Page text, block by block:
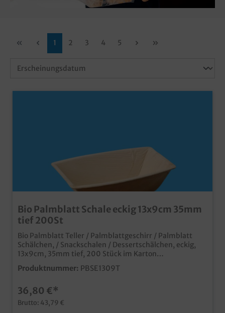
1 2 3 4 5
Bio Palmblatt Schale eckig 13x9cm 35mm
tief 200St
Bio Palmblatt Teller / Palmblattgeschirr / Palmblatt
Schälchen, / Snackschalen / Dessertschälchen, eckig,
13x9cm, 35mm tief, 200 Stück im Karton
qualitative und stylische Palmblatt Schälchen ideal für
Desserts, Fingerfood und Snacks aus unbeschichtetem
Blattmaserung biologisch abbaubar (DIN13432) fett-
und feuchtigkeitsresistent bis ca. 30min vor Verzehr
individuelle Prägung oder Form möglich
Produktnummer: PBSE1309T
36,80 €*
Brutto: 43,79 €